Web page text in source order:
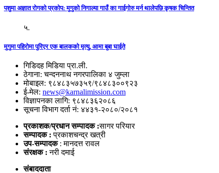
पशुमा अज्ञात रोगको प्रकोप: मुगुको निगाल्या गाउँ का गाईगोरु मर्न थालेपछि कृषक चिन्तित
५.
मुगुमा पहिरोमा पुरिएर एक बालकको मृत्यु, आमा बुबा घाईते
गिडिदह मिडिया प्रा.ली.
ठेगाना: चन्दननाथ नगरपालिका ४ जुम्ला
मोबाइल: ९८४८३५७३५९/९८४८३००९२३
ई-मेल: news@karnalimission.com
विज्ञापनका लागि: ९८४८३६२०८६
सूचना विभाग दर्ता नं: ४४३१-२०८०/२०८१
प्रकाशक/प्रधान सम्पादक :सागर परियार
सम्पादक :प्रकाशचन्द्र खत्री
उप-सम्पादक: मानदत्त रावल
संरक्षक : नरी दमाई
संबाददाता